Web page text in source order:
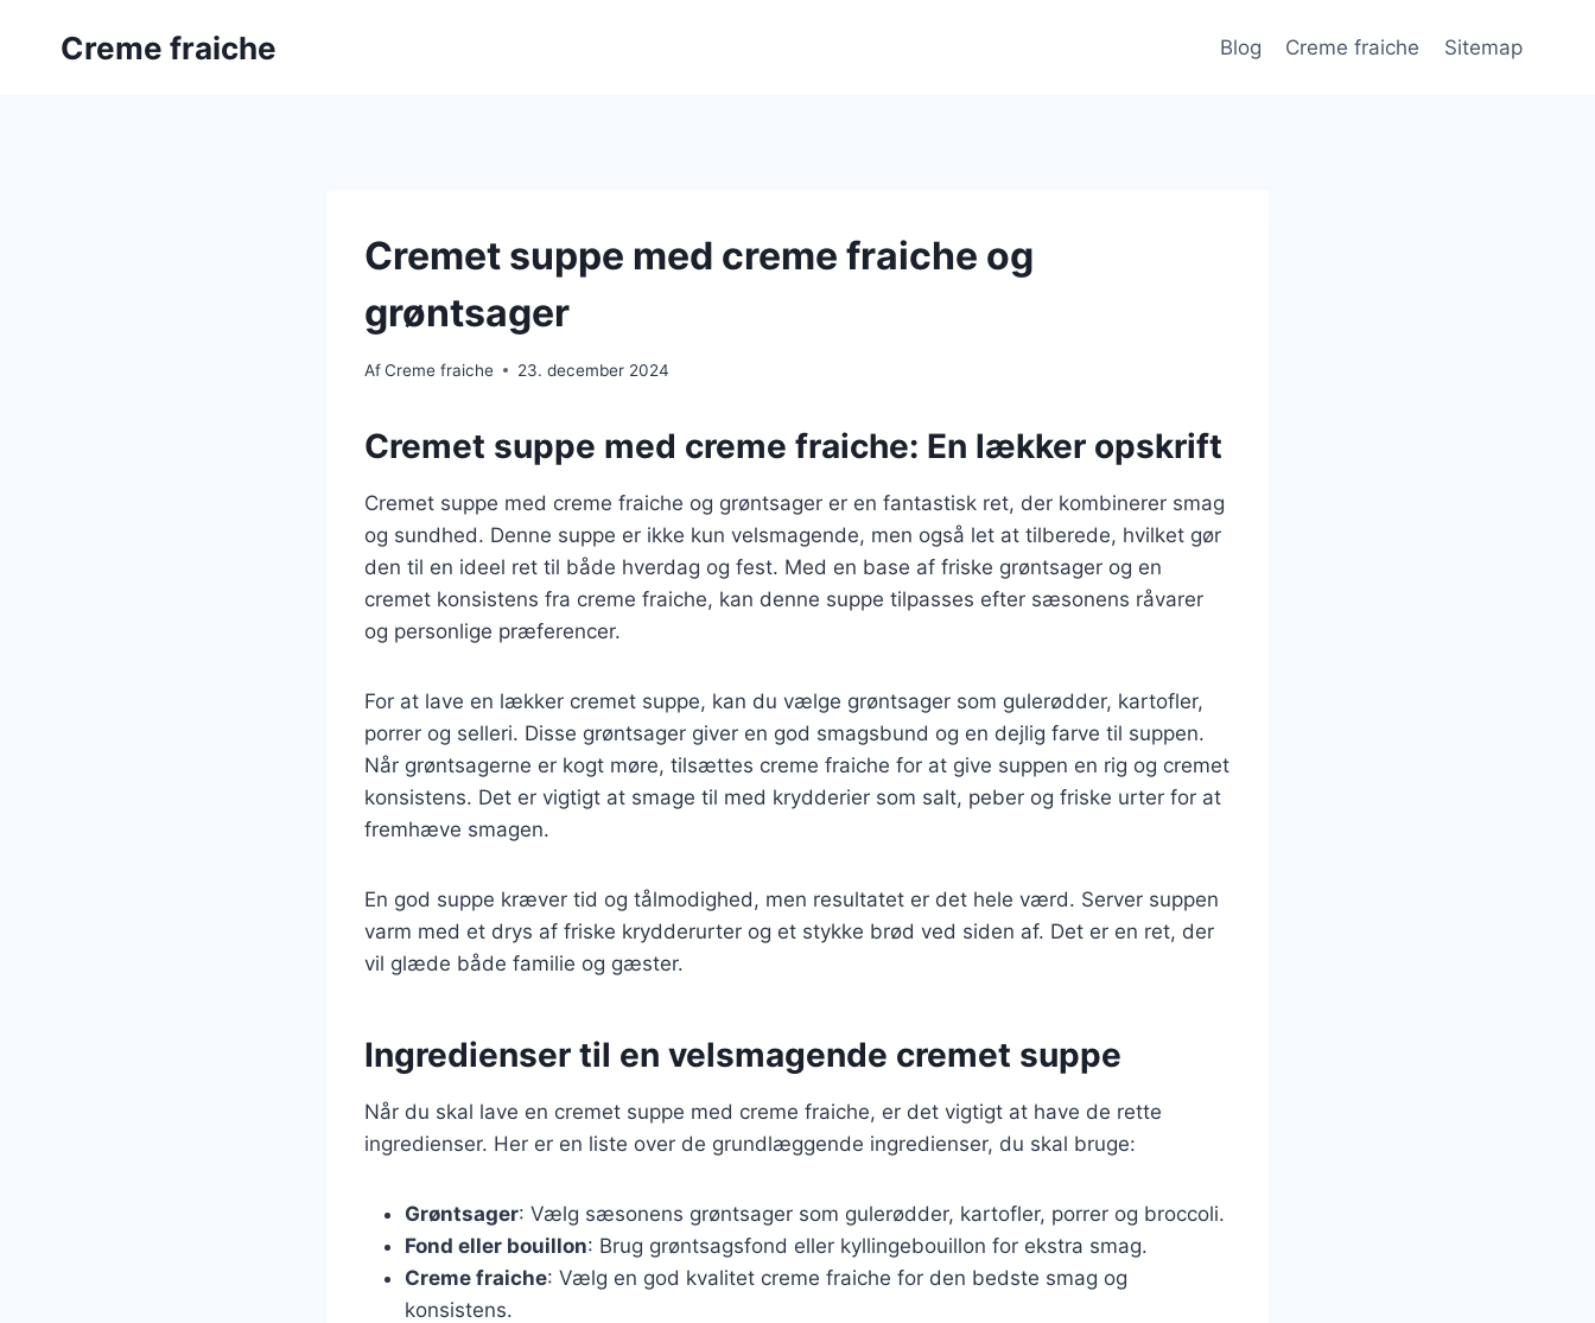
Creme fraiche Blog Creme fraiche Sitemap
Cremet suppe med creme fraiche og
grøntsager
AfCreme fraiche 23. december 2024
Cremet suppe med creme fraiche: En lækker opskrift
Cremet suppe med creme fraiche og grøntsager er en fantastisk ret, der kombinerer smag
og sundhed. Denne suppe er ikke kun velsmagende, men også let at tilberede, hvilket gør
den til en ideel ret til både hverdag og fest. Med en base af friske grøntsager og en
cremet konsistens fra creme fraiche, kan denne suppe tilpasses efter sæsonens råvarer
og personlige præferencer.
For at lave en lækker cremet suppe, kan du vælge grøntsager som gulerødder, kartofler,
porrer og selleri. Disse grøntsager giver en god smagsbund og en dejlig farve til suppen.
Når grøntsagerne er kogt møre, tilsættes creme fraiche for at give suppen en rig og cremet
konsistens. Det er vigtigt at smage til med krydderier som salt, peber og friske urter for at
fremhæve smagen.
En god suppe kræver tid og tålmodighed, men resultatet er det hele værd. Server suppen
varm med et drys af friske krydderurter og et stykke brød ved siden af. Det er en ret, der
vil glæde både familie og gæster.
Ingredienser til en velsmagende cremet suppe
Når du skal lave en cremet suppe med creme fraiche, er det vigtigt at have de rette
ingredienser. Her er en liste over de grundlæggende ingredienser, du skal bruge:
Grøntsager: Vælg sæsonens grøntsager som gulerødder, kartofler, porrer og broccoli.
Fond eller bouillon: Brug grøntsagsfond eller kyllingebouillon for ekstra smag.
Creme fraiche: Vælg en god kvalitet creme fraiche for den bedste smag og
konsistens.